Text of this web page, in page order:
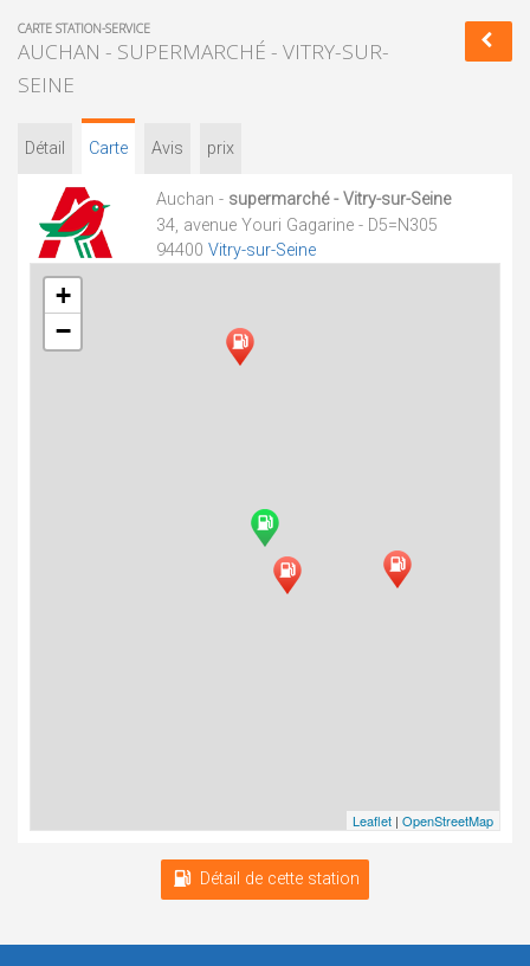
CARTE STATION-SERVICE
AUCHAN - SUPERMARCHÉ - VITRY-SUR-
SEINE
Détail Carte Avis prix
Auchan - supermarché - Vitry-sur-Seine
34, avenue Youri Gagarine - D5=N305
94400 Vitry-sur-Seine
+
−
Leaflet | OpenStreetMap
Détail de cette station